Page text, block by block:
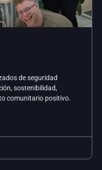
de seguridad
sostenibilidad,
comunitario positivo.